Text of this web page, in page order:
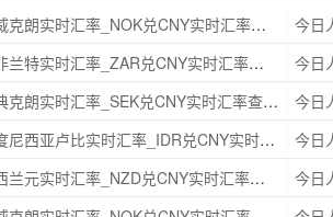
今日人民币兑挪威克朗实时汇率_NOK兑CNY实时汇率查询 2025年09月21日
今日人民币兑南非兰特实时汇率_ZAR兑CNY实时汇率查询 2025年09月21日
今日人民币兑瑞典克朗实时汇率_SEK兑CNY实时汇率查询 2025年09月21日
今日人民币兑印度尼西亚卢比实时汇率_IDR兑CNY实时汇率查询 2025年09月21日
今日人民币兑新西兰元实时汇率_NZD兑CNY实时汇率查询 2025年09月21日